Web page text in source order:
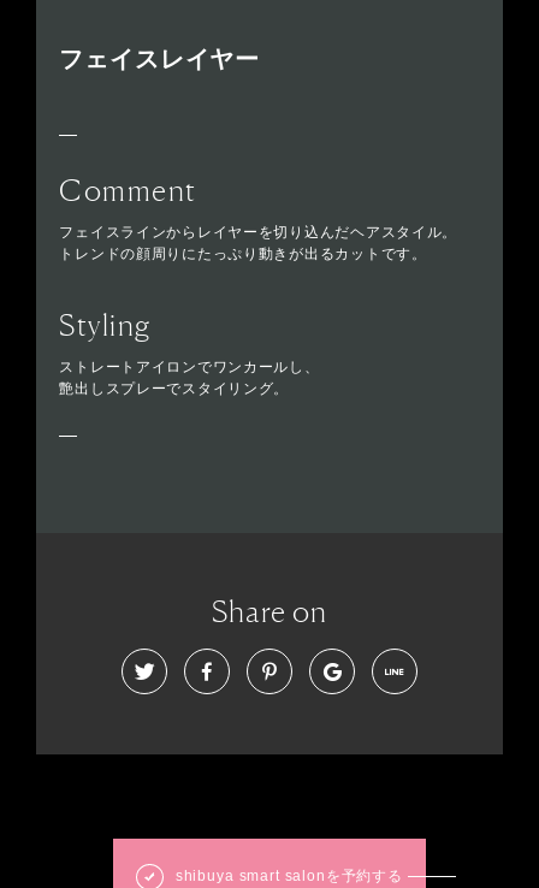
フェイスレイヤー
Comment
フェイスラインからレイヤーを切り込んだヘアスタイル。
トレンドの顔周りにたっぷり動きが出るカットです。
Styling
ストレートアイロンでワンカールし、
艶出しスプレーでスタイリング。
Share on
shibuya smart salonを予約する